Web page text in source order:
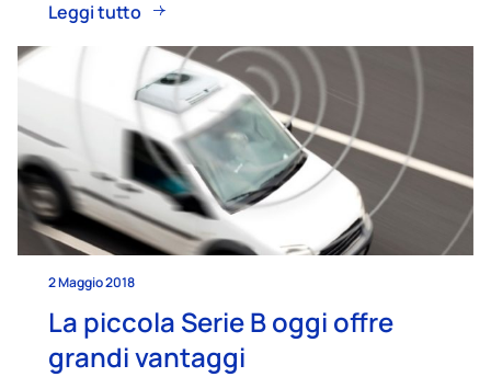
Leggi tutto
2 Maggio 2018
La piccola Serie B oggi offre
grandi vantaggi